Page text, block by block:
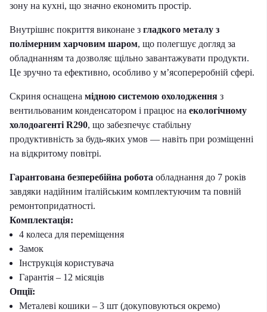
зону на кухні, що значно економить простір.
Внутрішнє покриття виконане з гладкого металу з
полімерним харчовим шаром, що полегшує догляд за
обладнанням та дозволяє щільно завантажувати продукти.
Це зручно та ефективно, особливо у м’ясопереробній сфері.
Скриня оснащена мідною системою охолодження з
вентильованим конденсатором і працює на екологічному
холодоагенті R290, що забезпечує стабільну
продуктивність за будь-яких умов — навіть при розміщенні
на відкритому повітрі.
Гарантована безперебійна робота обладнання до 7 років
завдяки надійним італійським комплектуючим та повній
ремонтопридатності.
Комплектація:
4 колеса для переміщення
Замок
Інструкція користувача
Гарантія – 12 місяців
Опції:
Металеві кошики – 3 шт (докуповуються окремо)